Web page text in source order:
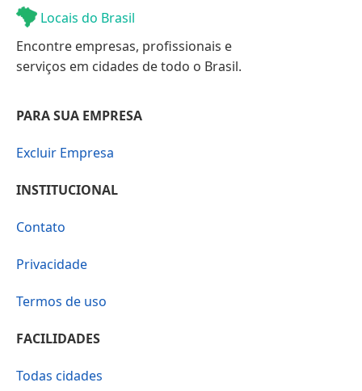
Locais do Brasil
Encontre empresas, profissionais e
serviços em cidades de todo o Brasil.
PARA SUA EMPRESA
Excluir Empresa
INSTITUCIONAL
Contato
Privacidade
Termos de uso
FACILIDADES
Todas cidades